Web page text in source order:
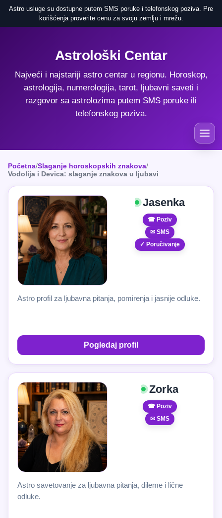
Astro usluge su dostupne putem SMS poruke i telefonskog poziva. Pre
korišćenja proverite cenu za svoju zemlju i mrežu.
Astrološki Centar
Najveći i najstariji astro centar u regionu. Horoskop,
astrologija, numerologija, tarot, ljubavni saveti i
razgovor sa astrolozima putem SMS poruke ili
telefonskog poziva.
Početna/Slaganje horoskopskih znakova/
Vodolija i Devica: slaganje znakova u ljubavi
Jasenka
☎ Poziv
✉ SMS
✓ Poručivanje
Astro profil za ljubavna pitanja, pomirenja i jasnije odluke.
Pogledaj profil
Zorka
☎ Poziv
✉ SMS
Astro savetovanje za ljubavna pitanja, dileme i lične
odluke.